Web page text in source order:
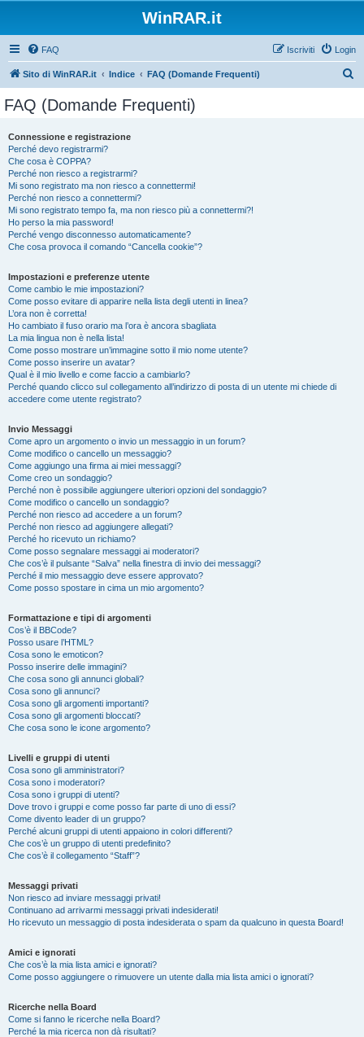
WinRAR.it
FAQ Login
Iscriviti
Sito di WinRAR.it Indice FAQ (Domande Frequenti)
FAQ (Domande Frequenti)
Connessione e registrazione
Perché devo registrarmi?
Che cosa è COPPA?
Perché non riesco a registrarmi?
Mi sono registrato ma non riesco a connettermi!
Perché non riesco a connettermi?
Mi sono registrato tempo fa, ma non riesco più a connettermi?!
Ho perso la mia password!
Perché vengo disconnesso automaticamente?
Che cosa provoca il comando “Cancella cookie”?
Impostazioni e preferenze utente
Come cambio le mie impostazioni?
Come posso evitare di apparire nella lista degli utenti in linea?
L’ora non è corretta!
Ho cambiato il fuso orario ma l’ora è ancora sbagliata
La mia lingua non è nella lista!
Come posso mostrare un’immagine sotto il mio nome utente?
Come posso inserire un avatar?
Qual è il mio livello e come faccio a cambiarlo?
Perché quando clicco sul collegamento all’indirizzo di posta di un utente mi chiede di
accedere come utente registrato?
Invio Messaggi
Come apro un argomento o invio un messaggio in un forum?
Come modifico o cancello un messaggio?
Come aggiungo una firma ai miei messaggi?
Come creo un sondaggio?
Perché non è possibile aggiungere ulteriori opzioni del sondaggio?
Come modifico o cancello un sondaggio?
Perché non riesco ad accedere a un forum?
Perché non riesco ad aggiungere allegati?
Perché ho ricevuto un richiamo?
Come posso segnalare messaggi ai moderatori?
Che cos’è il pulsante “Salva” nella finestra di invio dei messaggi?
Perché il mio messaggio deve essere approvato?
Come posso spostare in cima un mio argomento?
Formattazione e tipi di argomenti
Cos’è il BBCode?
Posso usare l’HTML?
Cosa sono le emoticon?
Posso inserire delle immagini?
Che cosa sono gli annunci globali?
Cosa sono gli annunci?
Cosa sono gli argomenti importanti?
Cosa sono gli argomenti bloccati?
Che cosa sono le icone argomento?
Livelli e gruppi di utenti
Cosa sono gli amministratori?
Cosa sono i moderatori?
Cosa sono i gruppi di utenti?
Dove trovo i gruppi e come posso far parte di uno di essi?
Come divento leader di un gruppo?
Perché alcuni gruppi di utenti appaiono in colori differenti?
Che cos’è un gruppo di utenti predefinito?
Che cos’è il collegamento “Staff”?
Messaggi privati
Non riesco ad inviare messaggi privati!
Continuano ad arrivarmi messaggi privati indesiderati!
Ho ricevuto un messaggio di posta indesiderata o spam da qualcuno in questa Board!
Amici e ignorati
Che cos’è la mia lista amici e ignorati?
Come posso aggiungere o rimuovere un utente dalla mia lista amici o ignorati?
Ricerche nella Board
Come si fanno le ricerche nella Board?
Perché la mia ricerca non dà risultati?